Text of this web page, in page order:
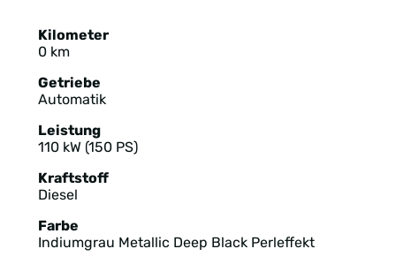
Kilometer
0 km
Getriebe
Automatik
Leistung
110 kW (150 PS)
Kraftstoff
Diesel
Farbe
Indiumgrau Metallic Deep Black Perleffekt